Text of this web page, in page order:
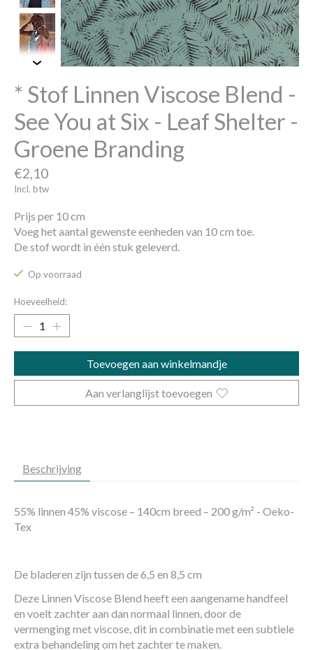
* Stof Linnen Viscose Blend -
See You at Six - Leaf Shelter -
Groene Branding
€2,10
Incl. btw
Prijs per 10 cm
Voeg het aantal gewenste eenheden van 10 cm toe.
De stof wordt in één stuk geleverd.
Op voorraad
Hoeveelheid:
Toevoegen aan winkelmandje
Aan verlanglijst toevoegen
Beschrijving
55% linnen 45% viscose – 140cm breed – 200 g/m² - Oeko-
Tex
De bladeren zijn tussen de 6,5 en 8,5 cm
Deze Linnen Viscose Blend heeft een aangename handfeel
en voelt zachter aan dan normaal linnen, door de
vermenging met viscose, dit in combinatie met een subtiele
extra behandeling om het zachter te maken.